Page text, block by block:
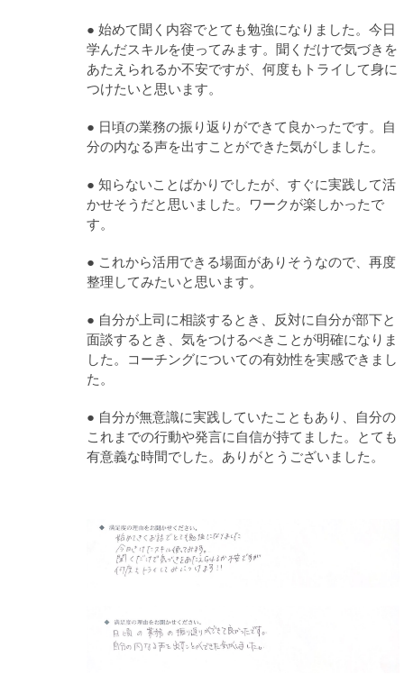
● 始めて聞く内容でとても勉強になりました。今日
学んだスキルを使ってみます。聞くだけで気づきを
あたえられるか不安ですが、何度もトライして身に
つけたいと思います。
● 日頃の業務の振り返りができて良かったです。自
分の内なる声を出すことができた気がしました。
● 知らないことばかりでしたが、すぐに実践して活
かせそうだと思いました。ワークが楽しかったで
す。
● これから活用できる場面がありそうなので、再度
整理してみたいと思います。
● 自分が上司に相談するとき、反対に自分が部下と
面談するとき、気をつけるべきことが明確になりま
した。コーチングについての有効性を実感できまし
た。
● 自分が無意識に実践していたこともあり、自分の
これまでの行動や発言に自信が持てました。とても
有意義な時間でした。ありがとうございました。